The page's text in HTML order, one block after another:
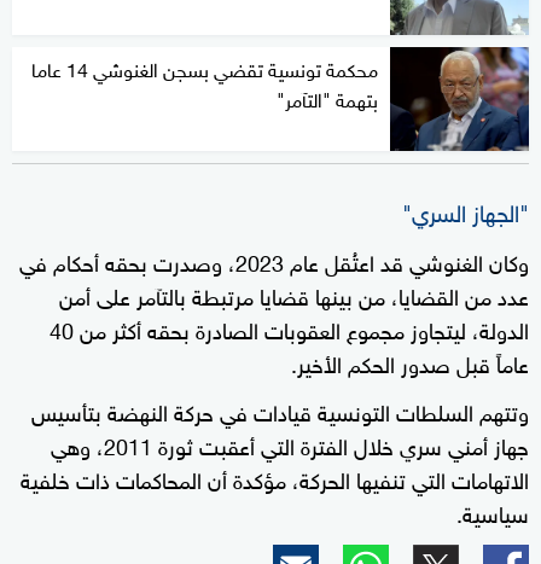
محكمة تونسية تقضي بسجن الغنوشي 14 عاما
بتهمة "التآمر"
"الجهاز السري"
وكان الغنوشي قد اعتُقل عام 2023، وصدرت بحقه أحكام في
عدد من القضايا، من بينها قضايا مرتبطة بالتآمر على أمن
الدولة، ليتجاوز مجموع العقوبات الصادرة بحقه أكثر من 40
عاماً قبل صدور الحكم الأخير.
وتتهم السلطات التونسية قيادات في حركة النهضة بتأسيس
جهاز أمني سري خلال الفترة التي أعقبت ثورة 2011، وهي
الاتهامات التي تنفيها الحركة، مؤكدة أن المحاكمات ذات خلفية
سياسية.